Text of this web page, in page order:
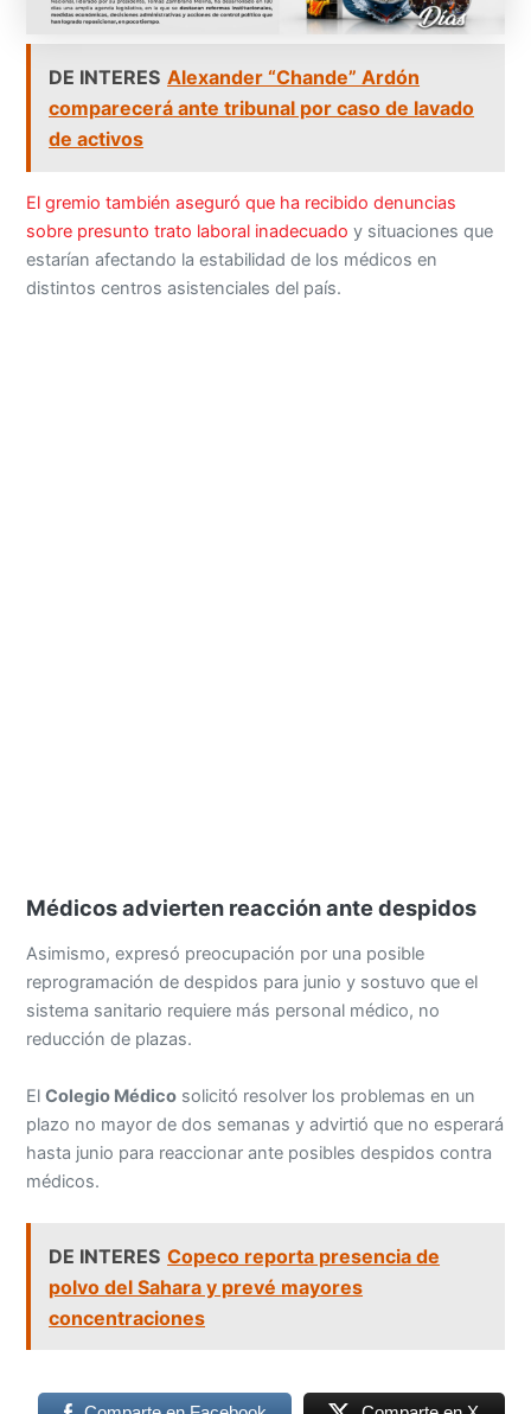
DE INTERES Alexander “Chande” Ardón
comparecerá ante tribunal por caso de lavado
de activos
El gremio también aseguró que ha recibido denuncias
sobre presunto trato laboral inadecuado y situaciones que
estarían afectando la estabilidad de los médicos en
distintos centros asistenciales del país.
Médicos advierten reacción ante despidos
Asimismo, expresó preocupación por una posible
reprogramación de despidos para junio y sostuvo que el
sistema sanitario requiere más personal médico, no
reducción de plazas.
ElColegio Médico solicitó resolver los problemas en un
plazo no mayor de dos semanas y advirtió que no esperará
hasta junio para reaccionar ante posibles despidos contra
médicos.
DE INTERES Copeco reporta presencia de
polvo del Sahara y prevé mayores
concentraciones